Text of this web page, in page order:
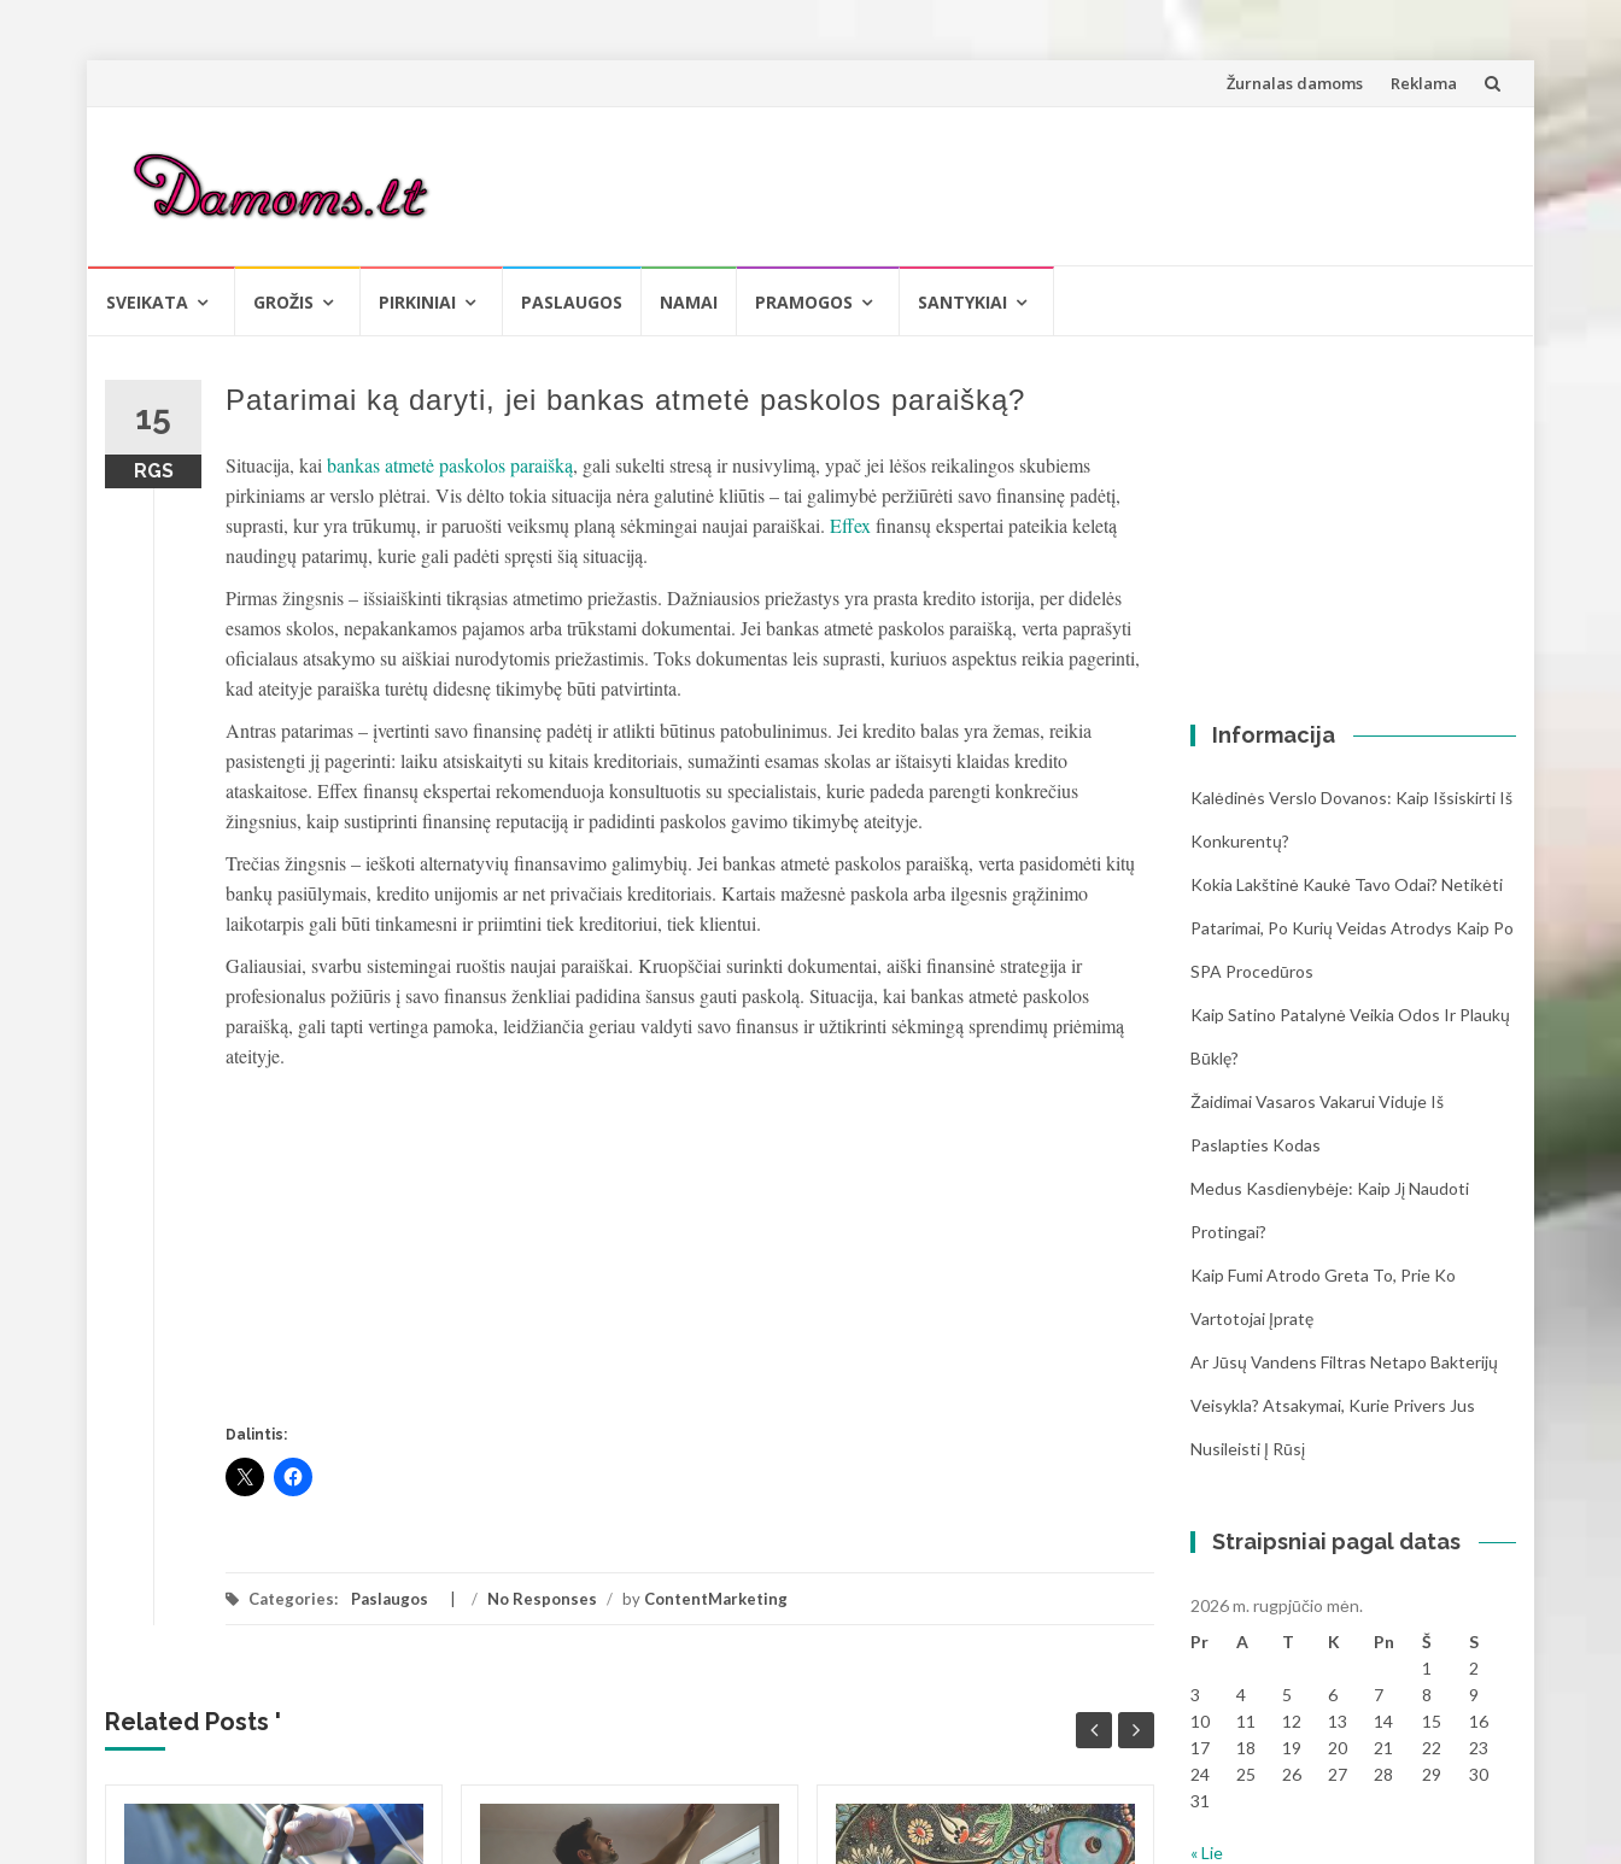
Skip
Žurnalas damoms Reklama
SVEIKATA GROŽIS PIRKINIAI PASLAUGOS NAMAI PRAMOGOS SANTYKIAI
15
RGS
Patarimai ką daryti, jei bankas atmetė paskolos paraišką?
Situacija, kai bankas atmetė paskolos paraišką, gali sukelti stresą ir nusivylimą, ypač jei lėšos reikalingos skubiems
pirkiniams ar verslo plėtrai. Vis dėlto tokia situacija nėra galutinė kliūtis – tai galimybė peržiūrėti savo finansinę padėtį,
suprasti, kur yra trūkumų, ir paruošti veiksmų planą sėkmingai naujai paraiškai. Effex finansų ekspertai pateikia keletą
naudingų patarimų, kurie gali padėti spręsti šią situaciją.
Pirmas žingsnis – išsiaiškinti tikrąsias atmetimo priežastis. Dažniausios priežastys yra prasta kredito istorija, per didelės
esamos skolos, nepakankamos pajamos arba trūkstami dokumentai. Jei bankas atmetė paskolos paraišką, verta paprašyti
oficialaus atsakymo su aiškiai nurodytomis priežastimis. Toks dokumentas leis suprasti, kuriuos aspektus reikia pagerinti,
kad ateityje paraiška turėtų didesnę tikimybę būti patvirtinta.
Antras patarimas – įvertinti savo finansinę padėtį ir atlikti būtinus patobulinimus. Jei kredito balas yra žemas, reikia
pasistengti jį pagerinti: laiku atsiskaityti su kitais kreditoriais, sumažinti esamas skolas ar ištaisyti klaidas kredito
ataskaitose. Effex finansų ekspertai rekomenduoja konsultuotis su specialistais, kurie padeda parengti konkrečius
žingsnius, kaip sustiprinti finansinę reputaciją ir padidinti paskolos gavimo tikimybę ateityje.
Trečias žingsnis – ieškoti alternatyvių finansavimo galimybių. Jei bankas atmetė paskolos paraišką, verta pasidomėti kitų
bankų pasiūlymais, kredito unijomis ar net privačiais kreditoriais. Kartais mažesnė paskola arba ilgesnis grąžinimo
laikotarpis gali būti tinkamesni ir priimtini tiek kreditoriui, tiek klientui.
Galiausiai, svarbu sistemingai ruoštis naujai paraiškai. Kruopščiai surinkti dokumentai, aiški finansinė strategija ir
profesionalus požiūris į savo finansus ženkliai padidina šansus gauti paskolą. Situacija, kai bankas atmetė paskolos
paraišką, gali tapti vertinga pamoka, leidžiančia geriau valdyti savo finansus ir užtikrinti sėkmingą sprendimų priėmimą
ateityje.
Dalintis:
Categories: Paslaugos / No Responses / by ContentMarketing
Related Posts '
09
Informacija
Kalėdinės Verslo Dovanos: Kaip Išsiskirti Iš
Konkurentų?
Kokia Lakštinė Kaukė Tavo Odai? Netikėti
Patarimai, Po Kurių Veidas Atrodys Kaip Po
SPA Procedūros
Kaip Satino Patalynė Veikia Odos Ir Plaukų
Būklę?
Žaidimai Vasaros Vakarui Viduje Iš
Paslapties Kodas
Medus Kasdienybėje: Kaip Jį Naudoti
Protingai?
Kaip Fumi Atrodo Greta To, Prie Ko
Vartotojai Įpratę
Ar Jūsų Vandens Filtras Netapo Bakterijų
Veisykla? Atsakymai, Kurie Privers Jus
Nusileisti Į Rūsį
Straipsniai pagal datas
2026 m. rugpjūčio mėn.
Pr
A T K Pn Š
S
1
2
3
4 5 6 7 8
9
10
11 12 13 14 15
16
17
18 19 20 21 22
23
24
25 26 27 28 29
30
31
« Lie